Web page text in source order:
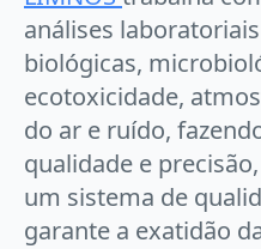
análises
biológicas,
ecotoxicidade,
do ar e ruído,
qualidade e
um sistema de
garante a exatidão